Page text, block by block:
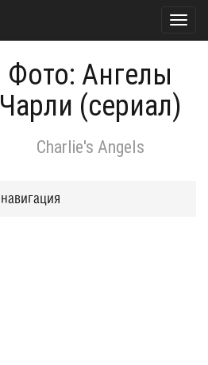
Фото: Ангелы
Чарли (сериал)
Charlie's Angels
навигация